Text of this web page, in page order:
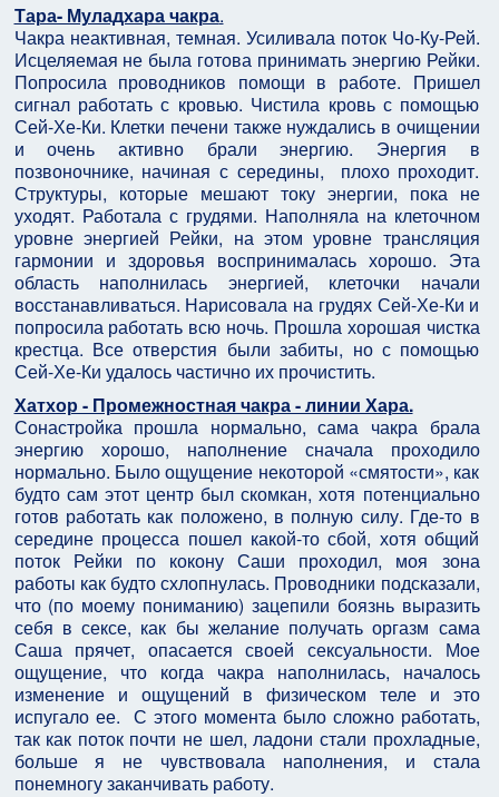
Тара- Муладхара чакра.
Чакра неактивная, темная. Усиливала поток Чо-Ку-Рей.
Исцеляемая не была готова принимать энергию Рейки.
Попросила проводников помощи в работе. Пришел
сигнал работать с кровью. Чистила кровь с помощью
Сей-Хе-Ки. Клетки печени также нуждались в очищении
и очень активно брали энергию. Энергия в
позвоночнике, начиная с середины, плохо проходит.
Структуры, которые мешают току энергии, пока не
уходят. Работала с грудями. Наполняла на клеточном
уровне энергией Рейки, на этом уровне трансляция
гармонии и здоровья воспринималась хорошо. Эта
область наполнилась энергией, клеточки начали
восстанавливаться. Нарисовала на грудях Сей-Хе-Ки и
попросила работать всю ночь. Прошла хорошая чистка
крестца. Все отверстия были забиты, но с помощью
Сей-Хе-Ки удалось частично их прочистить.
Хатхор - Промежностная чакра - линии Хара.
Сонастройка прошла нормально, сама чакра брала
энергию хорошо, наполнение сначала проходило
нормально. Было ощущение некоторой «смятости», как
будто сам этот центр был скомкан, хотя потенциально
готов работать как положено, в полную силу. Где-то в
середине процесса пошел какой-то сбой, хотя общий
поток Рейки по кокону Саши проходил, моя зона
работы как будто схлопнулась. Проводники подсказали,
что (по моему пониманию) зацепили боязнь выразить
себя в сексе, как бы желание получать оргазм сама
Саша прячет, опасается своей сексуальности. Мое
ощущение, что когда чакра наполнилась, началось
изменение и ощущений в физическом теле и это
испугало ее. С этого момента было сложно работать,
так как поток почти не шел, ладони стали прохладные,
больше я не чувствовала наполнения, и стала
понемногу заканчивать работу.